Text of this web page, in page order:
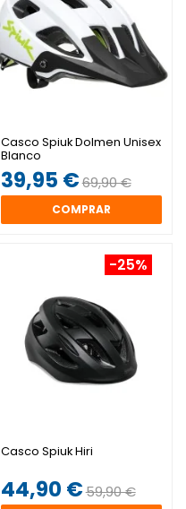
Casco Spiuk Dolmen Unisex
Blanco
39,95 €69,90 €
COMPRAR
-25%
Casco Spiuk Hiri
44,90 €59,90 €